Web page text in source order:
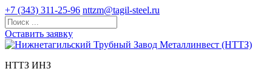
+7 (343) 311-25-96 nttzm@tagil-steel.ru
Оставить заявку
НТТЗ ИНЗ